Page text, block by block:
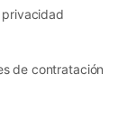
de contratación